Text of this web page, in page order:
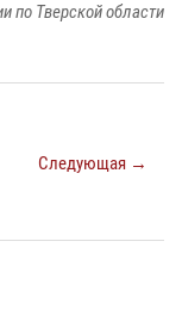
по Тверской области
Следующая →